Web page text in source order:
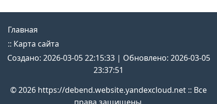
Главная
:: Карта сайта
Создано: 2026-03-05 22:15:33 | Обновлено: 2026-03-05
23:37:51
© 2026 https://debend.website.yandexcloud.net :: Все